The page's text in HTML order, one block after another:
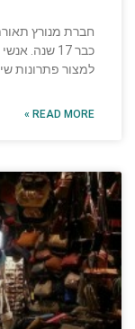
חברת מנורץ
כבר 17
למצור פתרונות
READ MORE »